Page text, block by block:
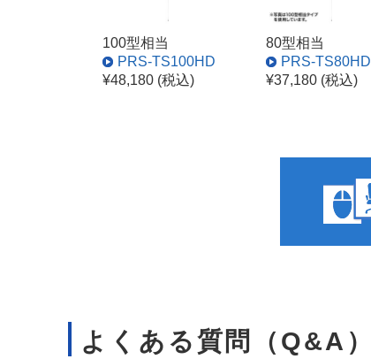
100型相当
PRS-TS100HD
¥48,180 (税込)
80型相当
PRS-TS80HD
¥37,180 (税込)
よくある質問（Q&A）